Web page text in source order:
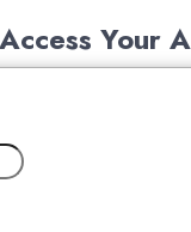
Access Your